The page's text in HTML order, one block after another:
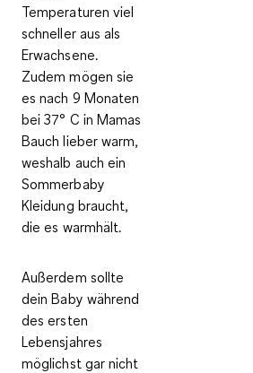
Temperaturen viel
schneller aus als
Erwachsene.
Zudem mögen sie
es nach 9 Monaten
bei 37° C in Mamas
Bauch lieber warm,
weshalb auch ein
Sommerbaby
Kleidung braucht,
die es warmhält.
Außerdem sollte
dein Baby während
des ersten
Lebensjahres
möglichst gar nicht